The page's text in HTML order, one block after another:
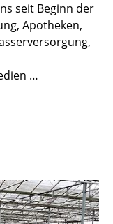
seit Beginn der
Apotheken,
…